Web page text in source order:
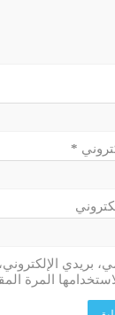
*
بريدي
المرة